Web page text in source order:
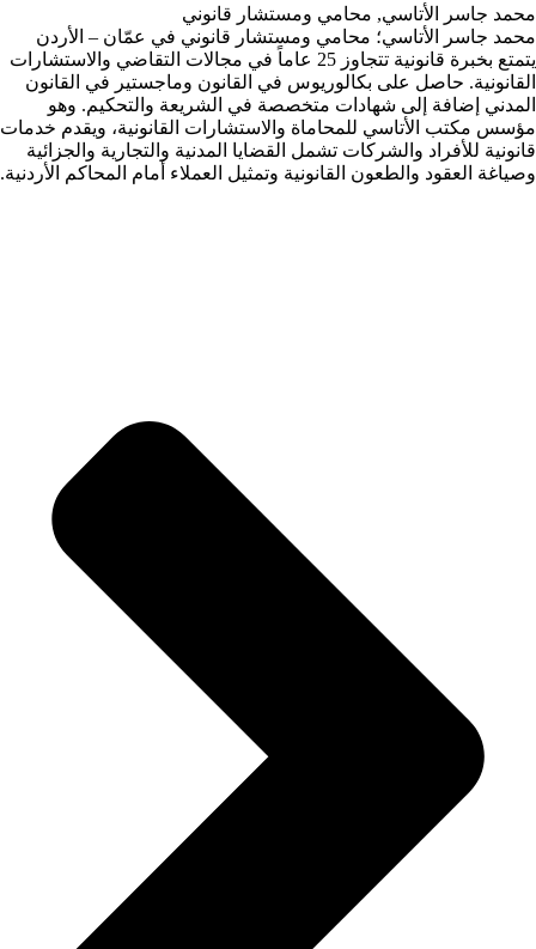
محمد جاسر الأتاسي, محامي ومستشار قانوني
محمد جاسر الأتاسي؛ محامي ومستشار قانوني في عمّان – الأردن
يتمتع بخبرة قانونية تتجاوز 25 عاماً في مجالات التقاضي والاستشارات
القانونية. حاصل على بكالوريوس في القانون وماجستير في القانون
المدني إضافة إلى شهادات متخصصة في الشريعة والتحكيم. وهو
مؤسس مكتب الأتاسي للمحاماة والاستشارات القانونية، ويقدم خدمات
قانونية للأفراد والشركات تشمل القضايا المدنية والتجارية والجزائية
وصياغة العقود والطعون القانونية وتمثيل العملاء أمام المحاكم الأردنية.